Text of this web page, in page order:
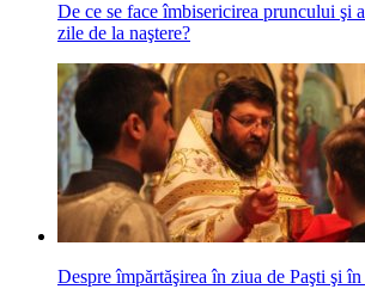
De ce se face îmbisericirea pruncului şi
zile de la naştere?
Despre împărtăşirea în ziua de Paşti şi